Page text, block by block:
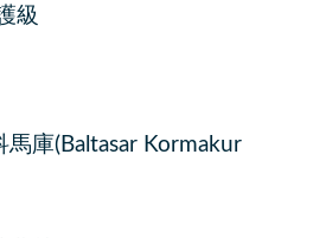
級
庫(Baltasar Kormakur